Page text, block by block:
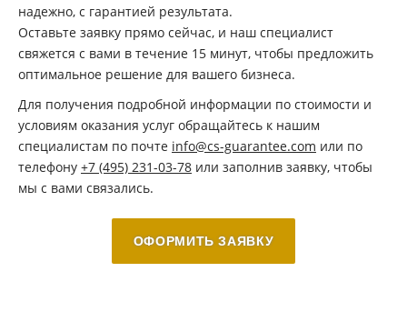
надежно, с гарантией результата.
Оставьте заявку прямо сейчас, и наш специалист
свяжется с вами в течение 15 минут, чтобы предложить
оптимальное решение для вашего бизнеса.
Для получения подробной информации по стоимости и
условиям оказания услуг обращайтесь к нашим
специалистам по почте info@cs-guarantee.com или по
телефону +7 (495) 231-03-78 или заполнив заявку, чтобы
мы с вами связались.
ОФОРМИТЬ ЗАЯВКУ